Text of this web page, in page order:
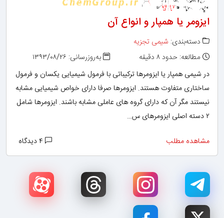
ایزومر یا همپار و انواع آن
دسته‌بندی: شیمی تجزیه
مطالعه: حدود ۸ دقیقه
به‌روزرسانی: ۱۳۹۳/۰۸/۲۶
در شیمی همپار یا ایزومرها ترکیباتی با فرمول شیمیایی یکسان و فرمول
ساختاری متفاوت هستند. ایزومرها صرفا دارای خواص شیمیایی مشابه
نیستند مگر آن که دارای گروه های عاملی مشابه باشند. ایزومرها شامل
۲ دسته‌ اصلی ایزومرهای س…
مشاهده مطلب